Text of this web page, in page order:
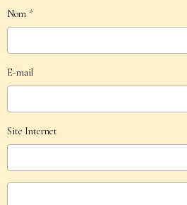
Nom
E-mail
Site Internet